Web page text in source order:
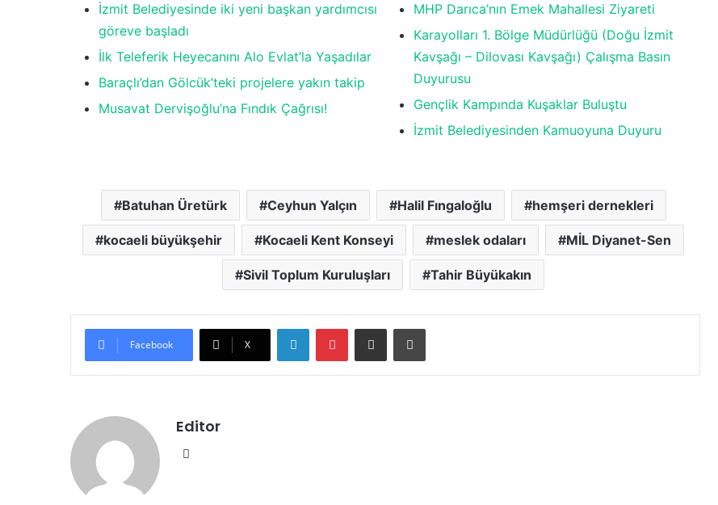
İzmit Belediyesinde iki yeni başkan yardımcısı
göreve başladı
İlk Teleferik Heyecanını Alo Evlat’la Yaşadılar
Baraçlı’dan Gölcük’teki projelere yakın takip
Musavat Dervişoğlu’na Fındık Çağrısı!
MHP Darıca’nın Emek Mahallesi Ziyareti
Karayolları 1. Bölge Müdürlüğü (Doğu İzmit
Kavşağı – Dilovası Kavşağı) Çalışma Basın
Duyurusu
Gençlik Kampında Kuşaklar Buluştu
İzmit Belediyesinden Kamuoyuna Duyuru
Batuhan Üretürk Ceyhun Yalçın Halil Fıngaloğlu hemşeri dernekleri
kocaeli büyükşehir Kocaeli Kent Konseyi meslek odaları MİL Diyanet-Sen
Sivil Toplum Kuruluşları Tahir Büyükakın
Facebook X
Editor